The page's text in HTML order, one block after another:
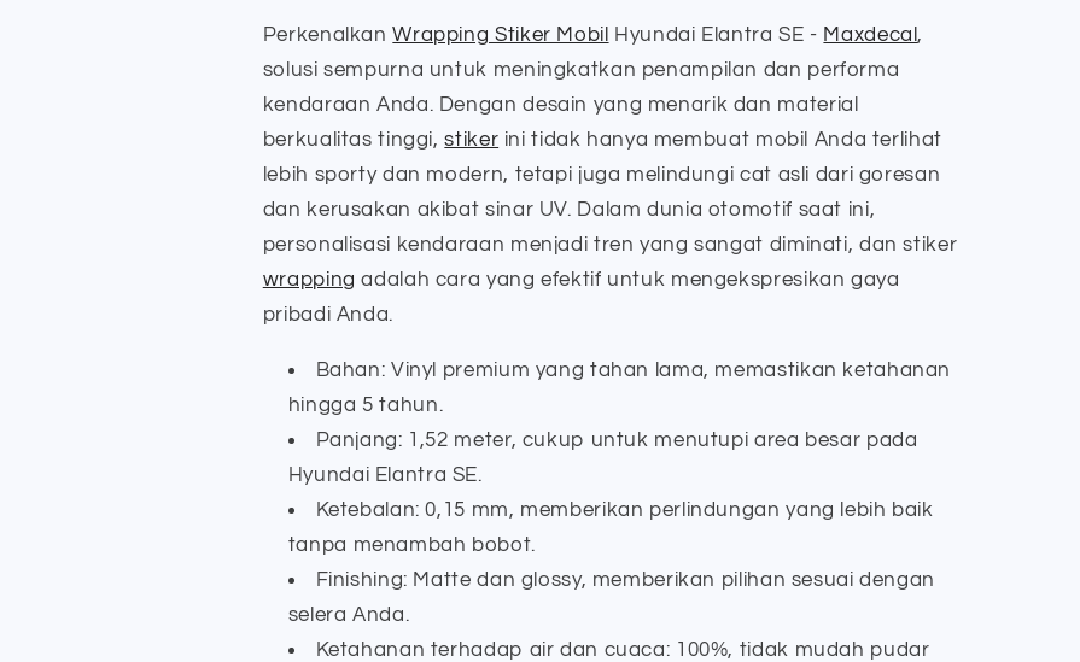
-
Maxdecal
-
Maxdecal
PerkenalkanWrapping Stiker Mobil Hyundai Elantra SE - Maxdecal,
solusi sempurna untuk meningkatkan penampilan dan performa
kendaraan Anda. Dengan desain yang menarik dan material
berkualitas tinggi,stiker ini tidak hanya membuat mobil Anda terlihat
lebih sporty dan modern, tetapi juga melindungi cat asli dari goresan
dan kerusakan akibat sinar UV. Dalam dunia otomotif saat ini,
personalisasi kendaraan menjadi tren yang sangat diminati, dan stiker
wrapping adalah cara yang efektif untuk mengekspresikan gaya
pribadi Anda.
Bahan: Vinyl premium yang tahan lama, memastikan ketahanan
hingga 5 tahun.
Panjang: 1,52 meter, cukup untuk menutupi area besar pada
Hyundai Elantra SE.
Ketebalan: 0,15 mm, memberikan perlindungan yang lebih baik
tanpa menambah bobot.
Finishing: Matte dan glossy, memberikan pilihan sesuai dengan
selera Anda.
Ketahanan terhadap air dan cuaca: 100%, tidak mudah pudar